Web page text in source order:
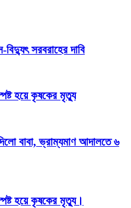
বিদ্যুৎ সরবরাহের দাবি
হয়ে কৃষকের মৃত্যু
বাবা, ভ্রাম্যমাণ আদালতে ৬
হয়ে কৃষকের মৃত্যু।